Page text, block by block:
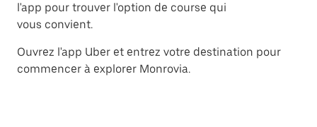
l'app pour trouver l'option de course qui
vous convient.
Ouvrez l'app Uber et entrez votre destination pour
commencer à explorer Monrovia.